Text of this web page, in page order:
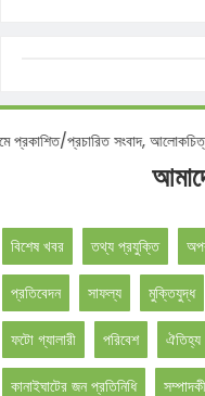
প্রচারিত সংবাদ, আলোকচিত্র,
বিশেষ খবর তথ্য প্রযুক্তি
প্রতিবেদন সাফল্য মুক্তিযুদ্ধ
ফটো গ্যালারী পরিবেশ ঐতিহ্য
কানাইঘাটের জন প্রতিনিধি